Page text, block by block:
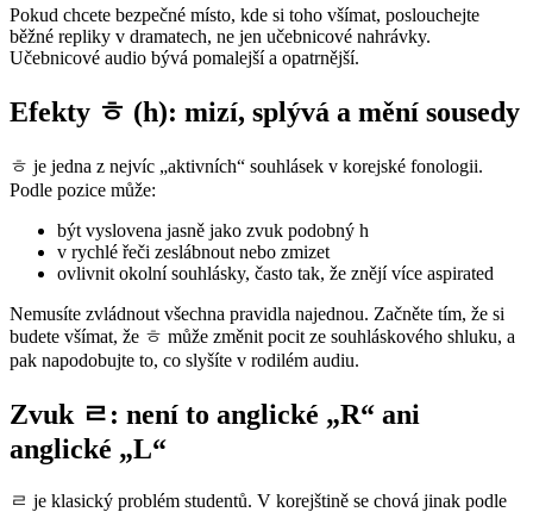
Pokud chcete bezpečné místo, kde si toho všímat, poslouchejte
běžné repliky v dramatech, ne jen učebnicové nahrávky.
Učebnicové audio bývá pomalejší a opatrnější.
Efekty ㅎ (h): mizí, splývá a mění sousedy
ㅎ je jedna z nejvíc „aktivních“ souhlásek v korejské fonologii.
Podle pozice může:
být vyslovena jasně jako zvuk podobný h
v rychlé řeči zeslábnout nebo zmizet
ovlivnit okolní souhlásky, často tak, že znějí více aspirated
Nemusíte zvládnout všechna pravidla najednou. Začněte tím, že si
budete všímat, že ㅎ může změnit pocit ze souhláskového shluku, a
pak napodobujte to, co slyšíte v rodilém audiu.
Zvuk ㄹ: není to anglické „R“ ani
anglické „L“
ㄹ je klasický problém studentů. V korejštině se chová jinak podle